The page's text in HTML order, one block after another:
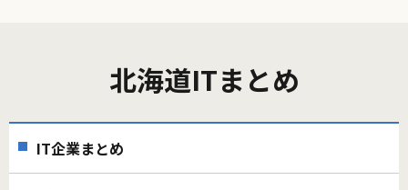
北海道ITまとめ
IT企業まとめ